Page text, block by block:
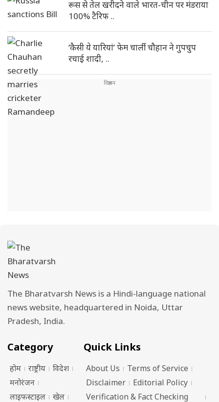
रूस से तेल खरीदने वाले भारत-चीन पर मंडराया
100% टैरिफ ..
‘कैसी ये यारियां’ फेम चार्ली चौहान ने गुपचुप
रचाई शादी, ..
The Bharatvarsh News is a Hindi-language national
news website, headquartered in Noida, Uttar
Pradesh, India.
Category
होम राष्ट्रीय
विदेश
मनोरंजन
लाइफस्टाइल
खेल
Quick Links
About Us
Terms of Service
Disclaimer
Editorial Policy
Verification & Fact Checking